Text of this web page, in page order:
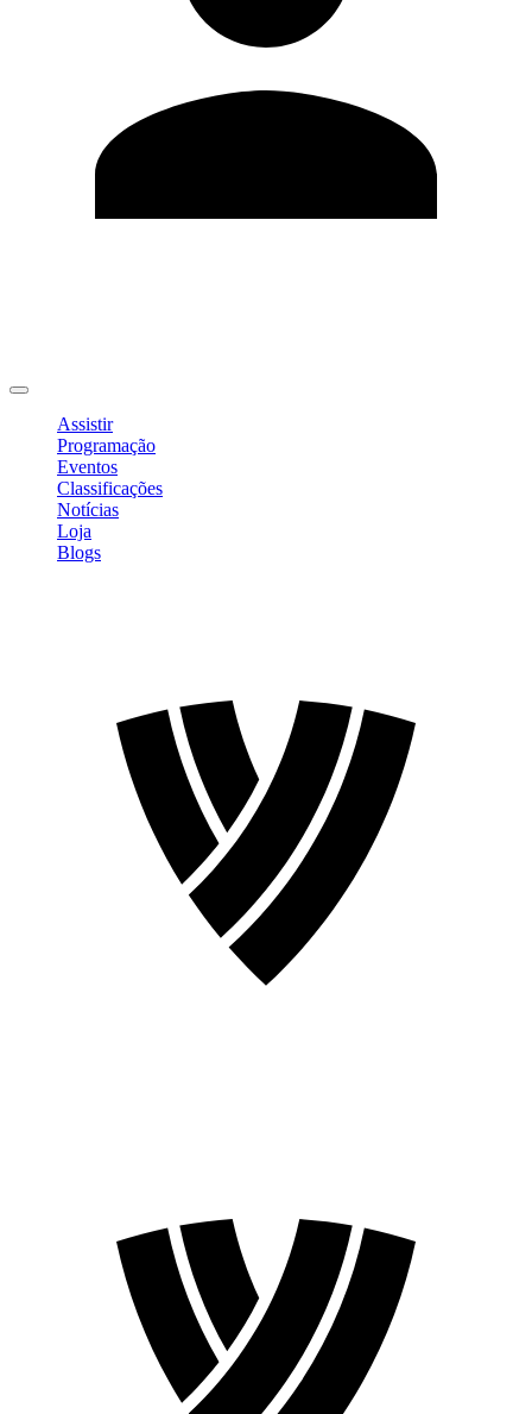
Assistir
Programação
Eventos
Classificações
Notícias
Loja
Blogs